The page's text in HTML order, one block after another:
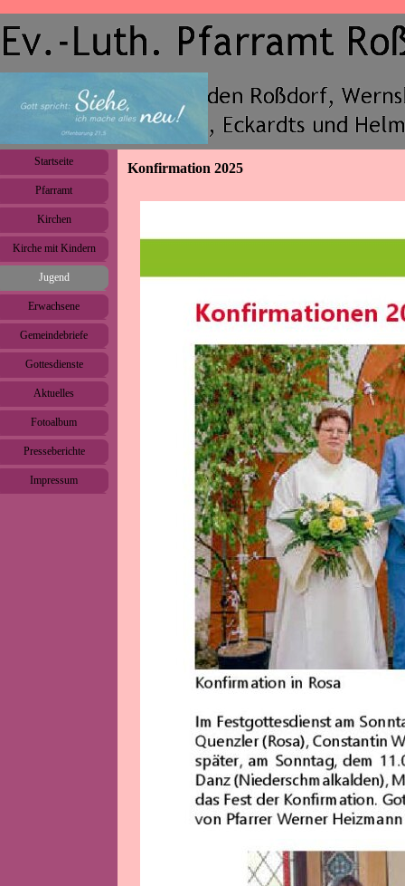
Menü überspringen
Startseite
Pfarramt
Kirchen
Kirche mit Kindern
Jugend ▼
Erwachsene
Gemeindebriefe
Gottesdienste
Aktuelles
Fotoalbum
Presseberichte
Impressum
Konfirmation 2025